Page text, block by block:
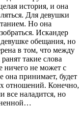
история, и она
Для девушки
Но она
Искандер
девушке обещания, но
в том, что между
такие слова
ничего не может с
она принимает, будет
отношений. Конечно,
все наладится, но